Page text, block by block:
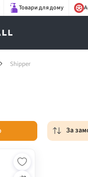
Товари для дому
Shipper
За